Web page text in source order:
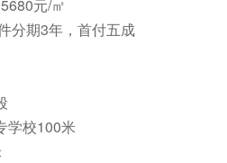
元/㎡
分期3年，首付五成
学校100米